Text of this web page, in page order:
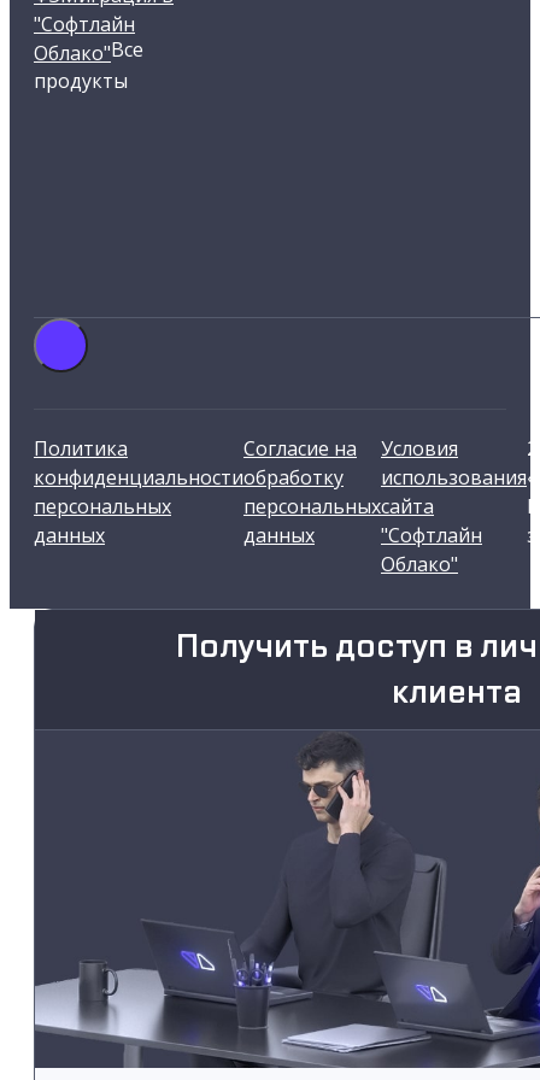
"Софтлайн
Облако"Все
продукты
Политика
конфиденциальности
персональных
данных
Согласие на
обработку
персональных
данных
Условия
использования
сайта
"Софтлайн
Облако"
Получить доступ в
клиента